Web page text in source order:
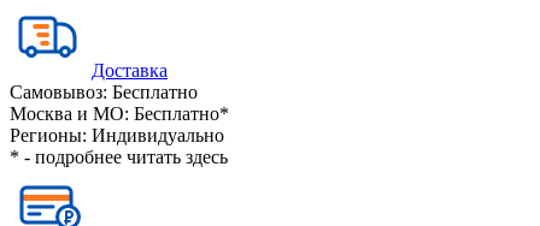
Доставка
Самовывоз: Бесплатно
Москва и МО: Бесплатно*
Регионы: Индивидуально
* - подробнее читать здесь